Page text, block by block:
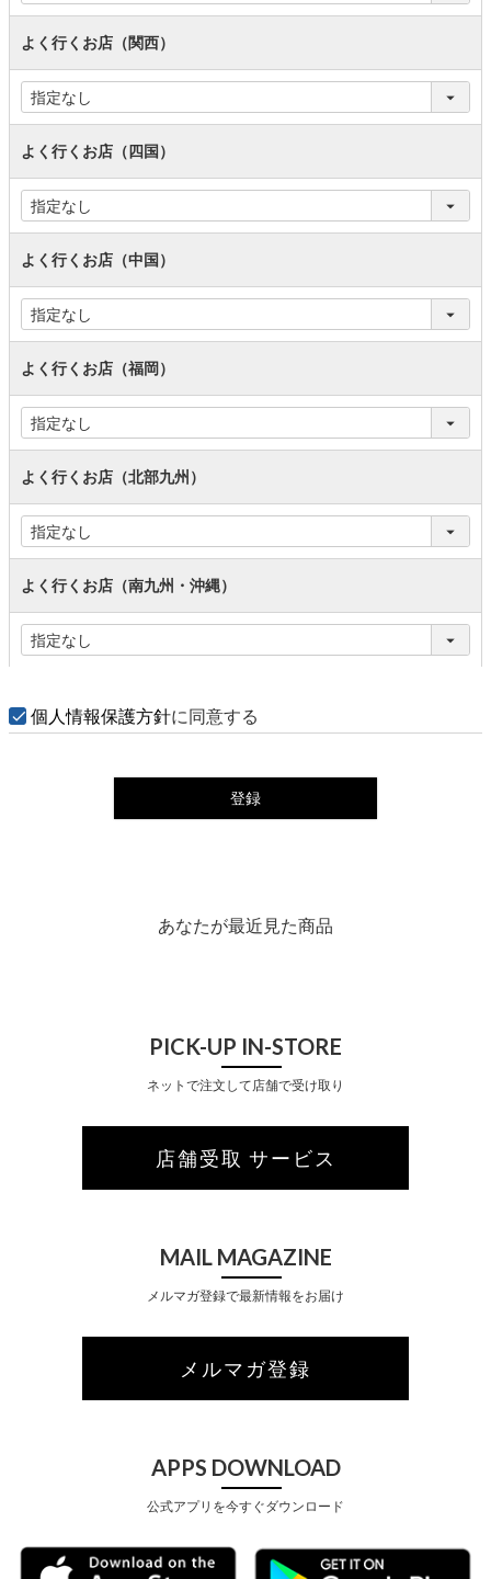
よく行くお店（関西）
よく行くお店（四国）
よく行くお店（中国）
よく行くお店（福岡）
よく行くお店（北部九州）
よく行くお店（南九州・沖縄）
個人情報保護方針に同意する
登録
あなたが最近見た商品
PICK-UP IN-STORE
ネットで注文して店舗で受け取り
店舗受取 サービス
MAIL MAGAZINE
メルマガ登録で最新情報をお届け
メルマガ登録
APPS DOWNLOAD
公式アプリを今すぐダウンロード